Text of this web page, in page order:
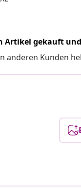
Artikel gekauft
anderen Kunden